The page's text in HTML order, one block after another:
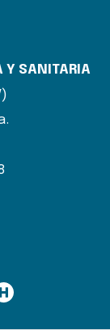
Y SANITARIA